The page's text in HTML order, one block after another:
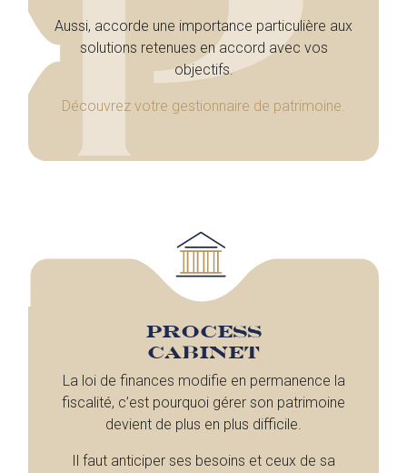
Aussi, accorde une importance particulière aux
solutions retenues en accord avec vos
objectifs.
Découvrez votre gestionnaire de patrimoine.
PROCESS
CABINET
La loi de finances modifie en permanence la
fiscalité, c’est pourquoi gérer son patrimoine
devient de plus en plus difficile.
Il faut anticiper ses besoins et ceux de sa